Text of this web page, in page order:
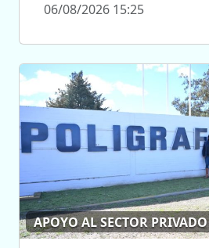
06/08/2026 15:25
APOYO AL SECTOR PRIVADO